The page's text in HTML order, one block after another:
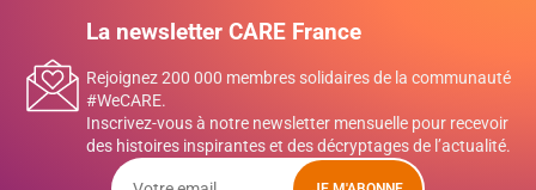
La newsletter CARE France
Rejoignez 200 000 membres solidaires de la communauté
#WeCARE.
Inscrivez-vous à notre newsletter mensuelle pour recevoir
des histoires inspirantes et des décryptages de l’actualité.